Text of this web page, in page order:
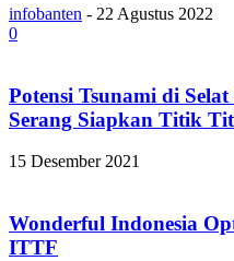
infobanten - 22 Agustus 2022
0
Potensi Tsunami di
Serang Siapkan Titik
15 Desember 2021
Wonderful Indonesia
ITTF